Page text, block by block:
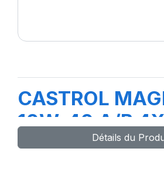
CASTROL
10W-40 A/B
Détails du